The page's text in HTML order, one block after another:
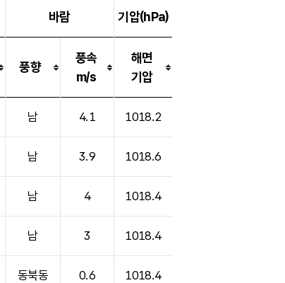
바람 기압(hPa)
풍향
풍속
m/s
해면
기압
남 4.1 1018.2
남 3.9 1018.6
남 4 1018.4
남 3 1018.4
동북동 0.6 1018.4